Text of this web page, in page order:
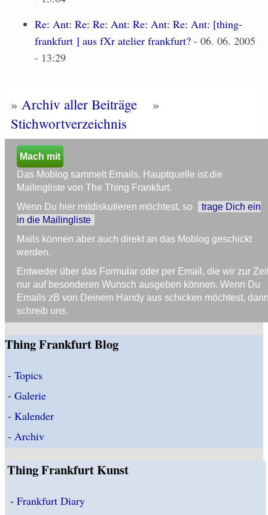
Re: Ant: Re: Re: Ant: Re: Ant: Re: Ant: [thing-
frankfurt ] aus fXr atelier frankfurt? - 06. 06. 2005
- 13:29
» Archiv aller Beiträge
»
Stichwortverzeichnis
Mach mit
Das Moblog sammelt Emails. Hauptquelle ist die
Mailingliste von The Thing Frankfurt.
Wenn Du hier mitdiskutieren möchtest, so
trage Dich ein
in die Mailingliste
Mails können aber auch direkt an das Moblog geschickt
werden.
Entweder über das Formular oder per Email, die wir zur
nur auf besonderen Wunsch ausgeben können. Wenn Du
Emails zB von Deinem Handy aus schicken möchtest,
schreib uns.
Thing Frankfurt Blog
- Topics
- Galerie
- Kalender
- Archiv
Thing Frankfurt Kunst
-Frankfurt Diary